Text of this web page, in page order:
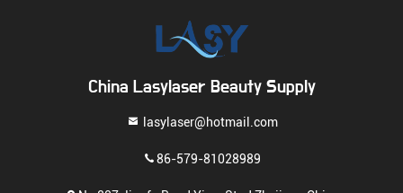
China Lasylaser Beauty Supply
lasylaser@hotmail.com
86-579-81028989